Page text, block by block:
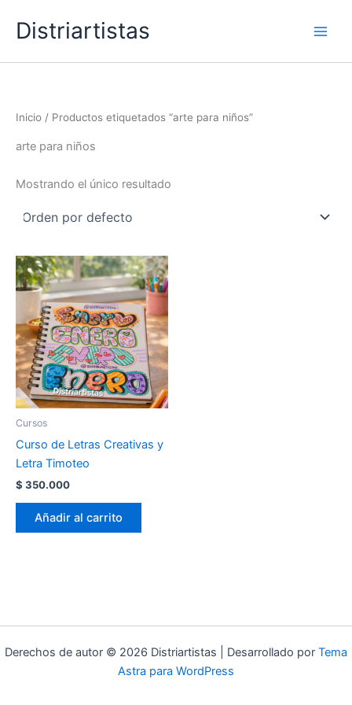
Distriartistas
Inicio / Productos etiquetados “arte para niños”
arte para niños
Mostrando el único resultado
Cursos
Curso de Letras Creativas y
Letra Timoteo
$ 350.000
Añadir al carrito
Derechos de autor © 2026 Distriartistas | Desarrollado por Tema
Astra para WordPress